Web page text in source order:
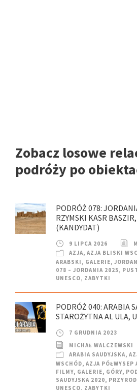
Zobacz losowe
podróży po
PODRÓŻ 078:
RZYMSKI KASR
(KANDYDAT)
9 LIPCA 2026
AZJA, AZJA BLISKI
ARABSKI , GALERIE,
078 – JORDANIA 2025,
UNESCO, ZABYTKI
PODRÓŻ 040: ARABIA
STAROŻYTNA AL ULA,
7 GRUDNIA 2023
MICHAŁ WALCZEWSKI
ARABIA SAUDYJSKA,
WSCHÓD, AZJA PÓŁWYSEP
FILMY, GALERIE, GÓRY,
SAUDYJSKA 2020,
UNESCO, ZABYTKI